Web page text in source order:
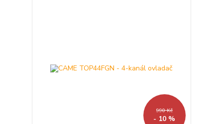
990 Kč
- 10 %